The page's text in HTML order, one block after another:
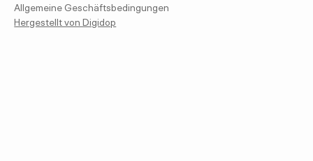
Allgemeine Geschäftsbedingungen
Hergestellt von Digidop